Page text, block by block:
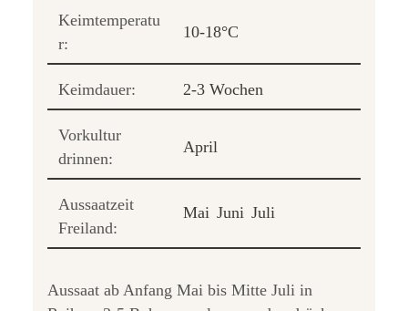
Keimtemperatu
r:
10-18°C
Keimdauer: 2-3 Wochen
Vorkultur
drinnen:
April
Aussaatzeit
Freiland:
Mai Juni Juli
Aussaat ab Anfang Mai bis Mitte Juli in